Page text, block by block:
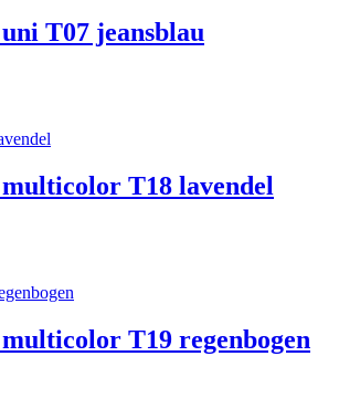
T07 jeansblau
T18 lavendel
T19 regenbogen